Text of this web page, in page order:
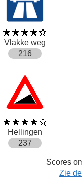
Vlakke weg
216
Hellingen
237
Scores
Zie